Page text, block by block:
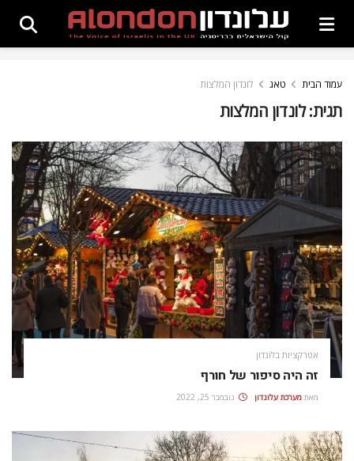
עמוד הבית טאג לונדון המלצות
תגית:לונדון המלצות
אטרקציות בלונדון
זה היה סיפור של חורף
מאת מערכת עלונדון נובמבר 25, 2022